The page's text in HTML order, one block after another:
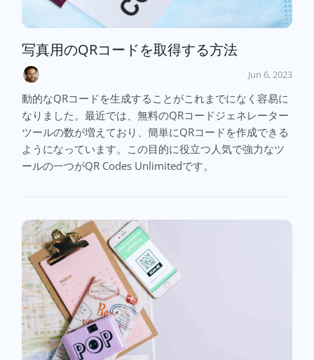
写真用のQRコードを取得する方法
Jun 6, 2023
動的なQRコードを生成することがこれまでになく容易に
なりました。最近では、無料のQRコードジェネレーター
ツールの数が増えており、簡単にQRコードを作成できる
ようになっています。この目的に役立つ人気で強力なツ
ールの一つがQR Codes Unlimitedです。